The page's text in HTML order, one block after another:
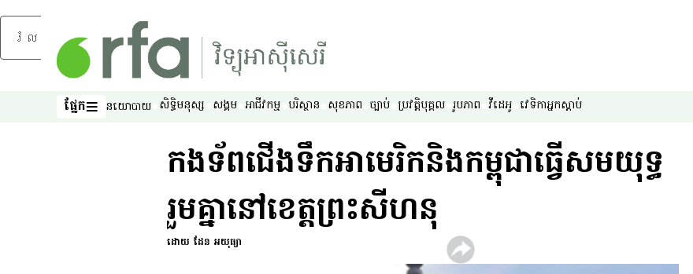
រំលងទៅមាតិកាចម្បង
ផ្នែក
ផ្នែក នយោបាយ សិទ្ធិ​មនុស្ស សង្គម អាជីវកម្ម បរិស្ថាន សុខភាព ច្បាប់ ប្រវត្តិបុគ្គល រូបភាព វីដេអូ វេទិកា​អ្នក​ស្ដាប់
កងទ័ព​ជើង​ទឹក​អាមេរិក​និង​កម្ពុជា​ធ្វើ​សមយុទ្ធ​
រួម​គ្នា​នៅ​ខេត្ត​ព្រះសីហនុ
ដោយ ដែន អយុធ្យា